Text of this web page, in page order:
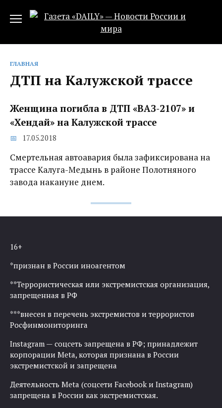
ГЛАВНАЯ
ДТП на Калужской трассе
Женщина погибла в ДТП «ВАЗ-2107» и
«Хендай» на Калужской трассе
17.05.2018
Смертельная автоавария была зафиксирована на
трассе Калуга-Медынь в районе Полотняного
завода накануне днем.
16+
*признан в России иноагентом
**Террористическая или экстремистская организация,
запрещенная в РФ
***внесен в перечень экстремистов и террористов
Росфинмониторинга
Instagram — соцсеть запрещена в РФ; принадлежит
корпорации Meta, которая признана в России
экстремистской и запрещена
Деятельность Meta (соцсети Facebook и Instagram)
запрещена в России как экстремистская.